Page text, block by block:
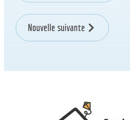
Nouvelle suivante